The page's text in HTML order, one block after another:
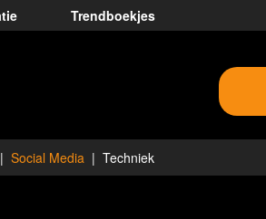
Trendboekjes
Social Media Techniek